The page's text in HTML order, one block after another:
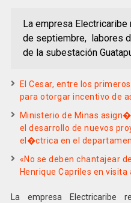
La empresa
de septiembre, labores
de la subestación
El Cesar, entre los
para otorgar incentivo de
Ministerio de Minas
el desarrollo de nuevos
el�ctrica en el
«No se deben chantajear
Henrique Capriles en visita
La empresa Electricaribe